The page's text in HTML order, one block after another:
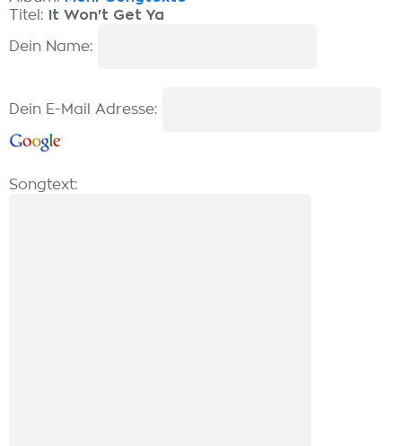
Titel:
It Won't Get Ya
Dein Name:
Dein E-Mail Adresse:
Songtext: